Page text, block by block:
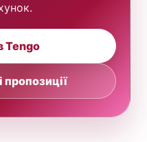
Tengo
пропозиції